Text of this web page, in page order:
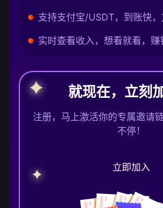
支持支付宝/USDT，到账快
实时查看收入，想看就看，赚
就现在，立刻
注册，马上激活你的专属邀请
不停！
立即加入